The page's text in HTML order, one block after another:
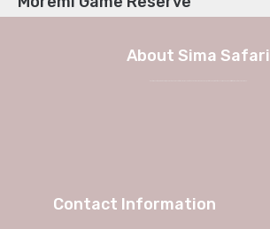
About Sima Safari
Contact Information